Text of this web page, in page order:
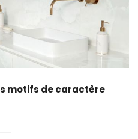
motifs de caractère